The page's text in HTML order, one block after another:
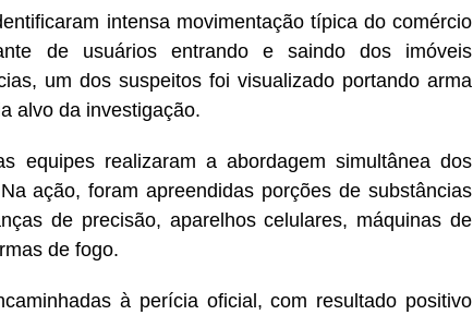
intensa movimentação típica do comércio
de usuários entrando e saindo dos imóveis
um dos suspeitos foi visualizado portando arma
alvo da investigação.
equipes realizaram a abordagem simultânea dos
ação, foram apreendidas porções de substâncias
de precisão, aparelhos celulares, máquinas de
de fogo.
à perícia oficial, com resultado positivo